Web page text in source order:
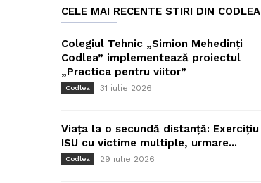
CELE MAI RECENTE STIRI DIN CODLEA
Colegiul Tehnic „Simion Mehedinți
Codlea” implementează proiectul
„Practica pentru viitor”
Codlea 31 iulie 2026
Viața la o secundă distanță: Exercițiu
ISU cu victime multiple, urmare...
Codlea 29 iulie 2026